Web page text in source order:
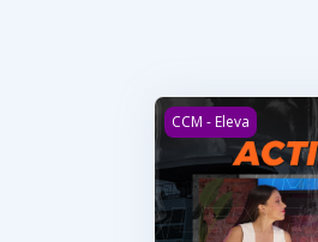
Activa tu Talento
CCM - Eleva